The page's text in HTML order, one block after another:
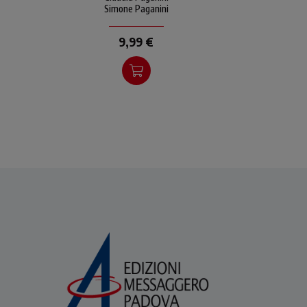
festa più amata non solo
Simone Paganini
9,99 €